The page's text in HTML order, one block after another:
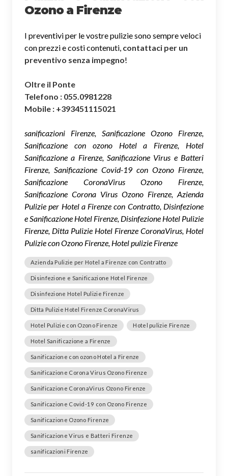
Ozono a Firenze
I preventivi per le vostre pulizie sono sempre veloci
con prezzi e costi contenuti, contattaci per un
preventivo senza impegno!
Oltre il Ponte
Telefono : 055.0981228
Mobile : +393451115021
sanificazioni Firenze, Sanificazione Ozono Firenze,
Sanificazione con ozono Hotel a Firenze, Hotel
Sanificazione a Firenze, Sanificazione Virus e Batteri
Firenze, Sanificazione Covid-19 con Ozono Firenze,
Sanificazione CoronaVirus Ozono Firenze,
Sanificazione Corona Virus Ozono Firenze, Azienda
Pulizie per Hotel a Firenze con Contratto, Disinfezione
e Sanificazione Hotel Firenze, Disinfezione Hotel Pulizie
Firenze, Ditta Pulizie Hotel Firenze CoronaVirus, Hotel
Pulizie con Ozono Firenze, Hotel pulizie Firenze
Azienda Pulizie per Hotel a Firenze con Contratto
Disinfezione e Sanificazione Hotel Firenze
Disinfezione Hotel Pulizie Firenze
Ditta Pulizie Hotel Firenze CoronaVirus
Hotel Pulizie con Ozono Firenze Hotel pulizie Firenze
Hotel Sanificazione a Firenze
Sanificazione con ozono Hotel a Firenze
Sanificazione Corona Virus Ozono Firenze
Sanificazione CoronaVirus Ozono Firenze
Sanificazione Covid-19 con Ozono Firenze
Sanificazione Ozono Firenze
Sanificazione Virus e Batteri Firenze
sanificazioni Firenze